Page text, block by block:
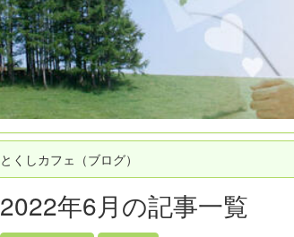
とくしカフェ（ブログ）
2022年6月の記事一覧